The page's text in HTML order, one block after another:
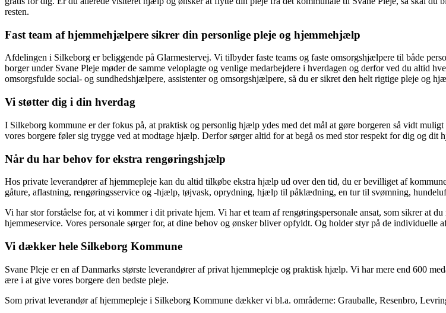
resten.
Fast team af hjemmehjælpere sikrer din personlige pleje og hjemmehjælp
Afdelingen i Silkeborg er beliggende på Glarmestervej. Vi tilbyder faste teams og faste omsorgshjælpere til både
borger under Svane Pleje møder de samme veloplagte og venlige medarbejdere i hverdagen og derfor ved du altid
omsorgsfulde social- og sundhedshjælpere, assistenter og omsorgshjælpere, så du er sikret den helt rigtige pleje og
Vi støtter dig i din hverdag
I Silkeborg kommune er der fokus på, at praktisk og personlig hjælp ydes med det mål at gøre borgeren så vidt
vores borgere føler sig trygge ved at modtage hjælp. Derfor sørger altid for at begå os med stor respekt for dig og dit
Når du har behov for ekstra rengøringshjælp
Hos private leverandører af hjemmepleje kan du altid tilkøbe ekstra hjælp ud over den tid, du er bevilliget af
gåture, aflastning, rengøringsservice og -hjælp, tøjvask, oprydning, hjælp til påklædning, en tur til svømning,
Vi har stor forståelse for, at vi kommer i dit private hjem. Vi har et team af rengøringspersonale ansat, som sikrer at
hjemmeservice. Vores personale sørger for, at dine behov og ønsker bliver opfyldt. Og holder styr på de
Vi dækker hele Silkeborg Kommune
Svane Pleje er en af Danmarks største leverandører af privat hjemmepleje og praktisk hjælp. Vi har mere end 600
ære i at give vores borgere den bedste pleje.
Som privat leverandør af hjemmepleje i Silkeborg Kommune dækker vi bl.a. områderne: Grauballe, Resenbro,